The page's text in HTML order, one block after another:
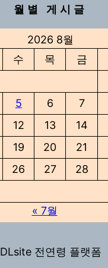
월별 게시글
2026 8월
수 목 금
5 6 7
12 13 14
19 20 21
26 27 28
« 7월
DLsite 전연령 플랫폼